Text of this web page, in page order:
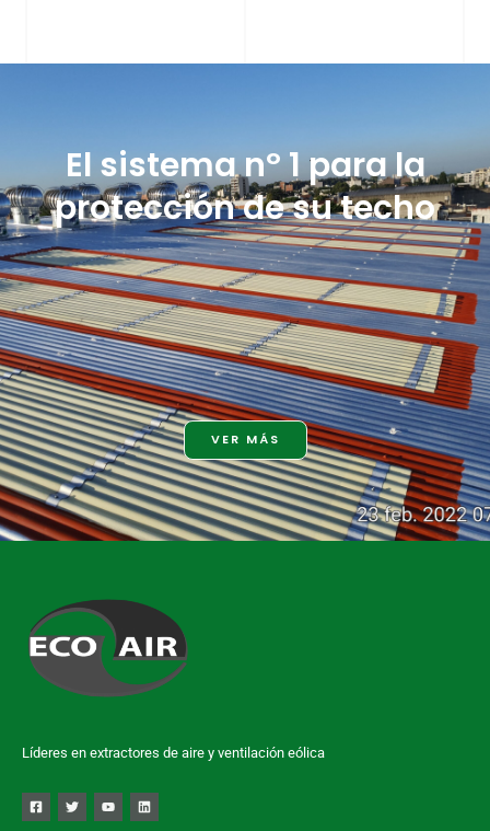
El sistema nº 1 para la
protección de su techo
VER MÁS
Líderes en extractores de aire y ventilación eólica